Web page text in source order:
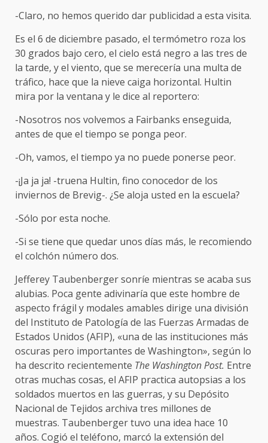
-Claro, no hemos querido dar publicidad a esta visita.
Es el 6 de diciembre pasado, el termómetro roza los
30 grados bajo cero, el cielo está negro a las tres de
la tarde, y el viento, que se merecería una multa de
tráfico, hace que la nieve caiga horizontal. Hultin
mira por la ventana y le dice al reportero:
-Nosotros nos volvemos a Fairbanks enseguida,
antes de que el tiempo se ponga peor.
-Oh, vamos, el tiempo ya no puede ponerse peor.
-¡Ja ja ja! -truena Hultin, fino conocedor de los
inviernos de Brevig-. ¿Se aloja usted en la escuela?
-Sólo por esta noche.
-Si se tiene que quedar unos días más, le recomiendo
el colchón número dos.
Jefferey Taubenberger sonríe mientras se acaba sus
alubias. Poca gente adivinaría que este hombre de
aspecto frágil y modales amables dirige una división
del Instituto de Patología de las Fuerzas Armadas de
Estados Unidos (AFIP), «una de las instituciones más
oscuras pero importantes de Washington», según lo
ha descrito recientemente The Washington Post. Entre
otras muchas cosas, el AFIP practica autopsias a los
soldados muertos en las guerras, y su Depósito
Nacional de Tejidos archiva tres millones de
muestras. Taubenberger tuvo una idea hace 10
años. Cogió el teléfono, marcó la extensión del